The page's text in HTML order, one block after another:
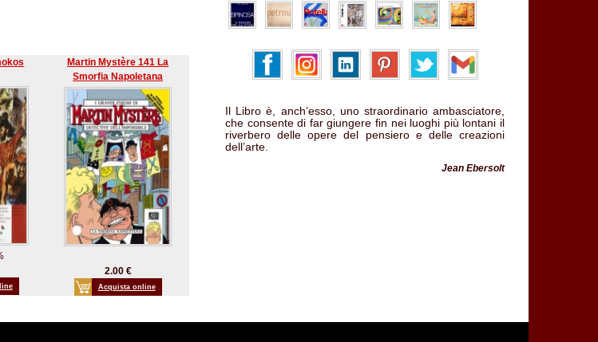
Martin Mystère 141 La
Smorfia Napoletana
2.00 €
Acquista online
Il Libro è, anch’esso, uno straordinario ambasciatore,
che consente di far giungere fin nei luoghi più lontani il
riverbero delle opere del pensiero e delle creazioni
dell’arte.
Jean Ebersolt